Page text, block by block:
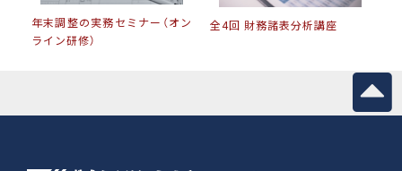
年末調整の実務セミナー（オン
ライン研修）
全4回 財務諸表分析講座